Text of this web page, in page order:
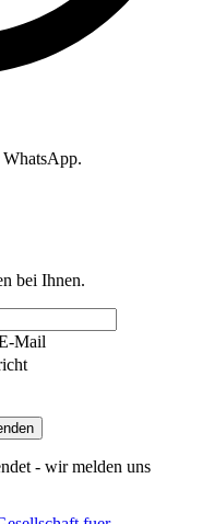
WhatsApp.
bei Ihnen.
Mail
- wir melden uns